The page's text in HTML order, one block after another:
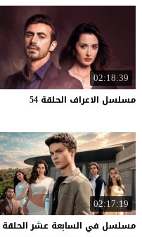
02:18:39
مسلسل الاعراف الحلقة 54
02:17:19
مسلسل في السابعة عشر الحلقة